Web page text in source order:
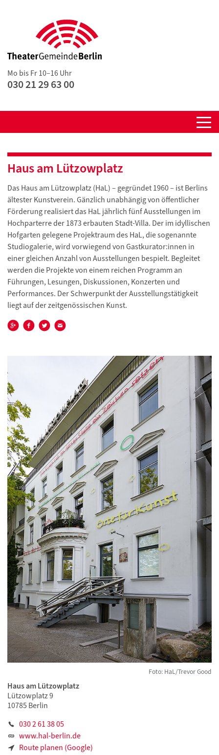
Mo bis Fr 10–16 Uhr
030 21 29 63 00
Haus am Lützowplatz
Das Haus am Lützowplatz (HaL) – gegründet 1960 – ist Berlins
ältester Kunstverein. Gänzlich unabhängig von öffentlicher
Förderung realisiert das HaL jährlich fünf Ausstellungen im
Hochparterre der 1873 erbauten Stadt-Villa. Der im idyllischen
Hofgarten gelegene Projektraum des HaL, die sogenannte
Studiogalerie, wird vorwiegend von Gastkurator:innen in
einer gleichen Anzahl von Ausstellungen bespielt. Begleitet
werden die Projekte von einem reichen Programm an
Führungen, Lesungen, Diskussionen, Konzerten und
Performances. Der Schwerpunkt der Ausstellungstätigkeit
liegt auf der zeitgenössischen Kunst.
Foto: HaL/Trevor Good
Haus am Lützowplatz
Lützowplatz 9
10785 Berlin
030 2 61 38 05
www.hal-berlin.de
Route planen (Google)